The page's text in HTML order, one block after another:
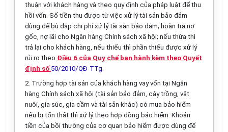
thuận với khách hàng và theo quy định của pháp luật để thu
hồi vốn. Số tiền thu được từ việc xử lý tài sản bảo đảm
dùng để bù đắp chi phí xử lý tài sản bảo đảm; hoàn trả nợ
gốc, nợ lãi cho Ngân hàng Chính sách xã hội; nếu thừa thì
trả lại cho khách hàng, nếu thiếu thì phần thiếu được xử lý
rủi ro theo Điều 6 của Quy chế ban hành kèm theo Quyết
định số 50/2010/QĐ-TTg.
2. Trường hợp tài sản của khách hàng vay vốn tại Ngân
hàng Chính sách xã hội (tài sản bảo đảm, cây trồng, vật
nuôi, gia súc, gia cầm và tài sản khác) có mua bảo hiểm
nếu bị tổn thất thì xử lý theo hợp đồng bảo hiểm. Khoản
tiền của bồi thường của cơ quan bảo hiểm được dùng để